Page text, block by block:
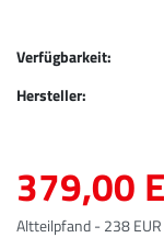
Verfügbarkeit:
Hersteller:
379,00
Altteilpfand - 238